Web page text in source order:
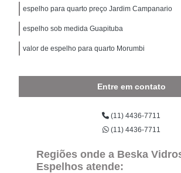
espelho para quarto preço Jardim Campanario
espelho sob medida Guapituba
valor de espelho para quarto Morumbi
Entre em contato
(11) 4436-7711
(11) 4436-7711
Regiões onde a Beska
Espelhos atende: